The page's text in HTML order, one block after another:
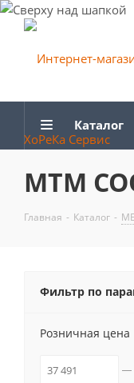
Каталог
MTM
Главная - Каталог -
Фильтр по
Розничная цена